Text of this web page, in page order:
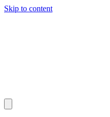
Skip to content